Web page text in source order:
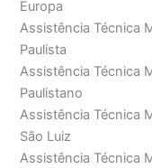
Europa
Assistência Técnica
Paulista
Assistência Técnica
Paulistano
Assistência Técnica
São Luiz
Assistência Técnica